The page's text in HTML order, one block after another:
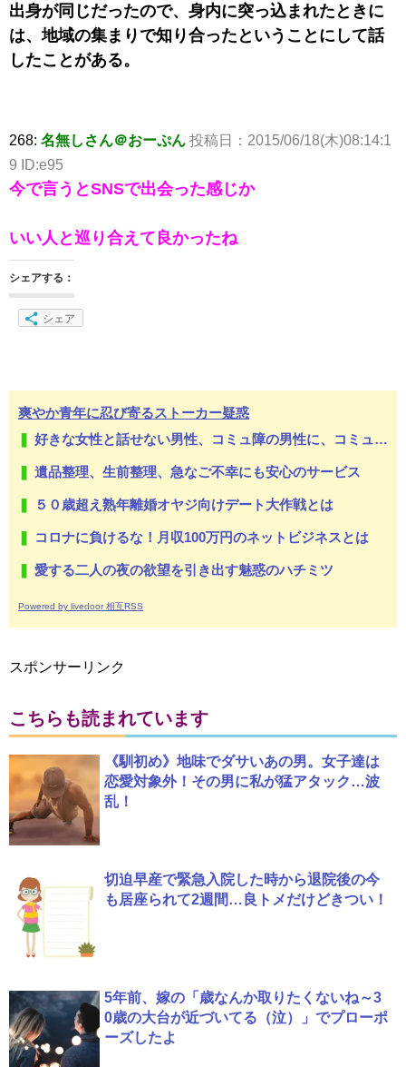
出身が同じだったので、身内に突っ込まれたときに
は、地域の集まりで知り合ったということにして話
したことがある。
268: 名無しさん＠おーぷん 投稿日：2015/06/18(木)08:14:1
9 ID:e95
今で言うとSNSで出会った感じか
いい人と巡り合えて良かったね
シェアする：
シェア
爽やか青年に忍び寄るストーカー疑惑
好きな女性と話せない男性、コミュ障の男性に、コミュ力向上セラピー講座
遺品整理、生前整理、急なご不幸にも安心のサービス
５０歳超え熟年離婚オヤジ向けデート大作戦とは
コロナに負けるな！月収100万円のネットビジネスとは
愛する二人の夜の欲望を引き出す魅惑のハチミツ
Powered by livedoor 相互RSS
スポンサーリンク
こちらも読まれています
《馴初め》地味でダサいあの男。女子達は
恋愛対象外！その男に私が猛アタック…波
乱！
切迫早産で緊急入院した時から退院後の今
も居座られて2週間…良トメだけどきつい！
5年前、嫁の「歳なんか取りたくないね～3
0歳の大台が近づいてる（泣）」でプローポ
ーズしたよ